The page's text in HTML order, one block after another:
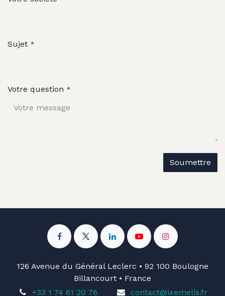
Sujet *
Votre question *
Soumettre
126 Avenue du Général Leclerc • 92 100 Boulogne
Billancourt • France
+33 1 74 61 20 76
contact@ixemelis.fr